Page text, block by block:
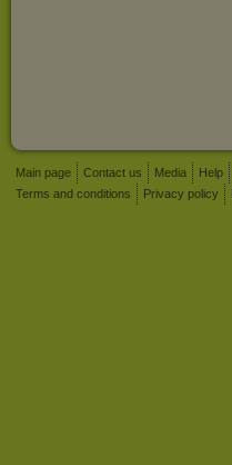
Main page Contact us Media Help
Terms and conditions
Privacy policy